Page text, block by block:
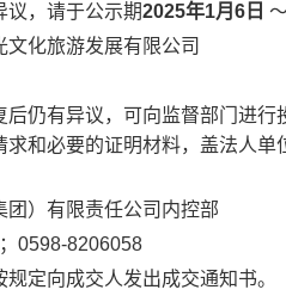
议，请于公示期2025年1月6日
化旅游发展有限公司
仍有异议，可向监督部门进
求和必要的证明材料，盖法人
团）有限责任公司内控部
0598-8206058
定向成交人发出成交通知书。